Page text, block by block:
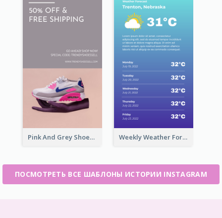
Pink And Grey Shoes Photo Shopping Instagram Story Weekly Weather Forecast Instagram Story
ПОСМОТРЕТЬ ВСЕ ШАБЛОНЫ ИСТОРИИ INSTAGRAM